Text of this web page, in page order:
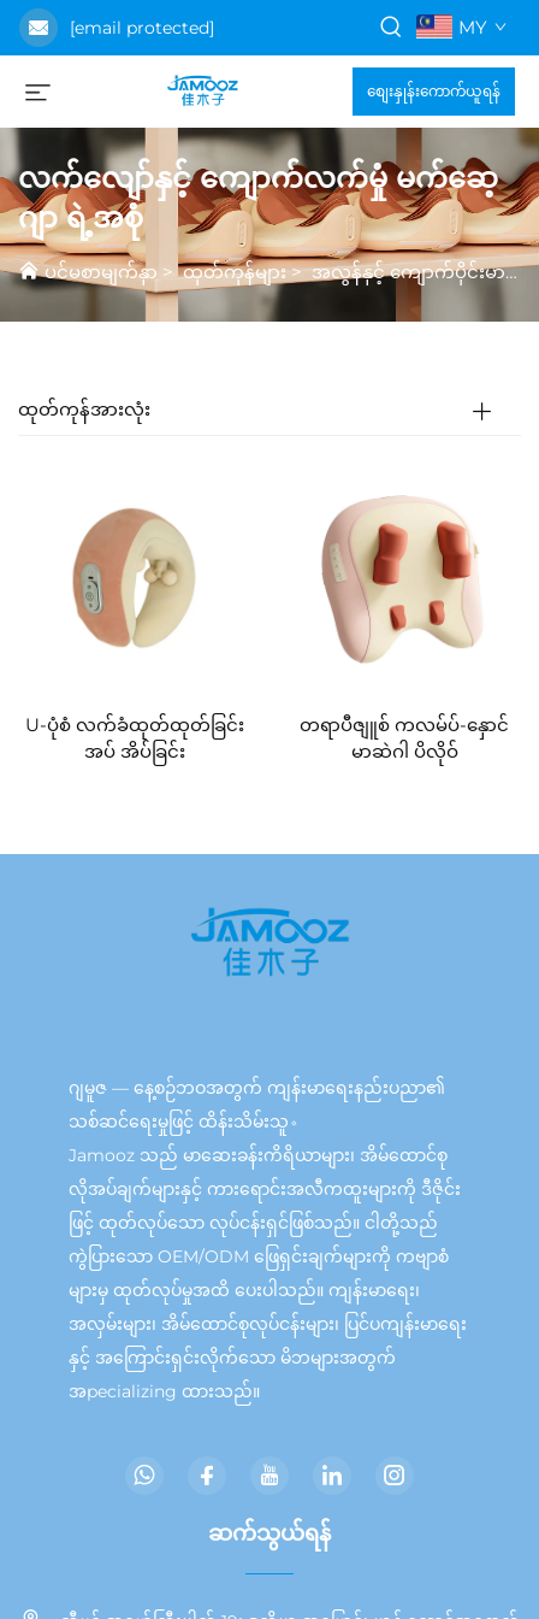
[email protected] MY
စျေးနှုန်းကောက်ယူရန်
လက်လျော်နှင့် ကျောက်လက်မှုံ မက်ဆေ့
ဂျာ ရဲ့အစုံ
ပင်မစာမျက်နှာ >ထုတ်ကုန်များ>အလွန်နှင့် ကျောက်ပိုင်းမာဆေးကိရိယာ အစီအစဉ်
ထုတ်ကုန်အားလုံး
U-ပုံစံ လက်ခံထုတ်ထုတ်ခြင်း
အပ် အိပ်ခြင်း
တရာပီဇျူစ် ကလမ်ပ်-နှောင်
မာဆဲဂါ ပိလိုဝ်
ဂျမူဇ — နေ့စဉ်ဘဝအတွက် ကျန်းမာရေးနည်းပညာ၏
သစ်ဆင်ရေးမှုဖြင့် ထိန်းသိမ်းသူ。
Jamooz သည် မာဆေးခန်းကိရိယာများ၊ အိမ်ထောင်စု
လိုအပ်ချက်များနှင့် ကားရောင်းအလီကထူးများကို ဒီဇိုင်း
ဖြင့် ထုတ်လုပ်သော လုပ်ငန်းရှင်ဖြစ်သည်။ ငါတို့သည်
ကွဲပြားသော OEM/ODM ဖြေရှင်းချက်များကို ကဗျာစံ
များမှ ထုတ်လုပ်မှုအထိ ပေးပါသည်။ ကျန်းမာရေး၊
အလှမ်းများ၊ အိမ်ထောင်စုလုပ်ငန်းများ၊ ပြင်ပကျန်းမာရေး
နှင့် အကြောင်းရှင်းလိုက်သော မိဘများအတွက်
အpecializing ထားသည်။
ဆက်သွယ်ရန်